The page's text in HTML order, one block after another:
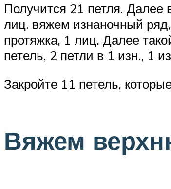
Получится 21 петля. Далее
лиц. вяжем изнаночный
протяжка, 1 лиц. Далее
петель, 2 петли в 1 изн., 1
Закройте 11 петель,
Вяжем